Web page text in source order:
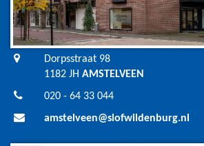
Dorpsstraat 98
1182 JH AMSTELVEEN
020 - 64 33 044
amstelveen@slofwildenburg.nl